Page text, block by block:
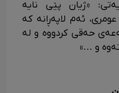
«ژیان پێی نایە
ئەم لاپەڕانە کە
حەقی کردووە و لە
و ...»